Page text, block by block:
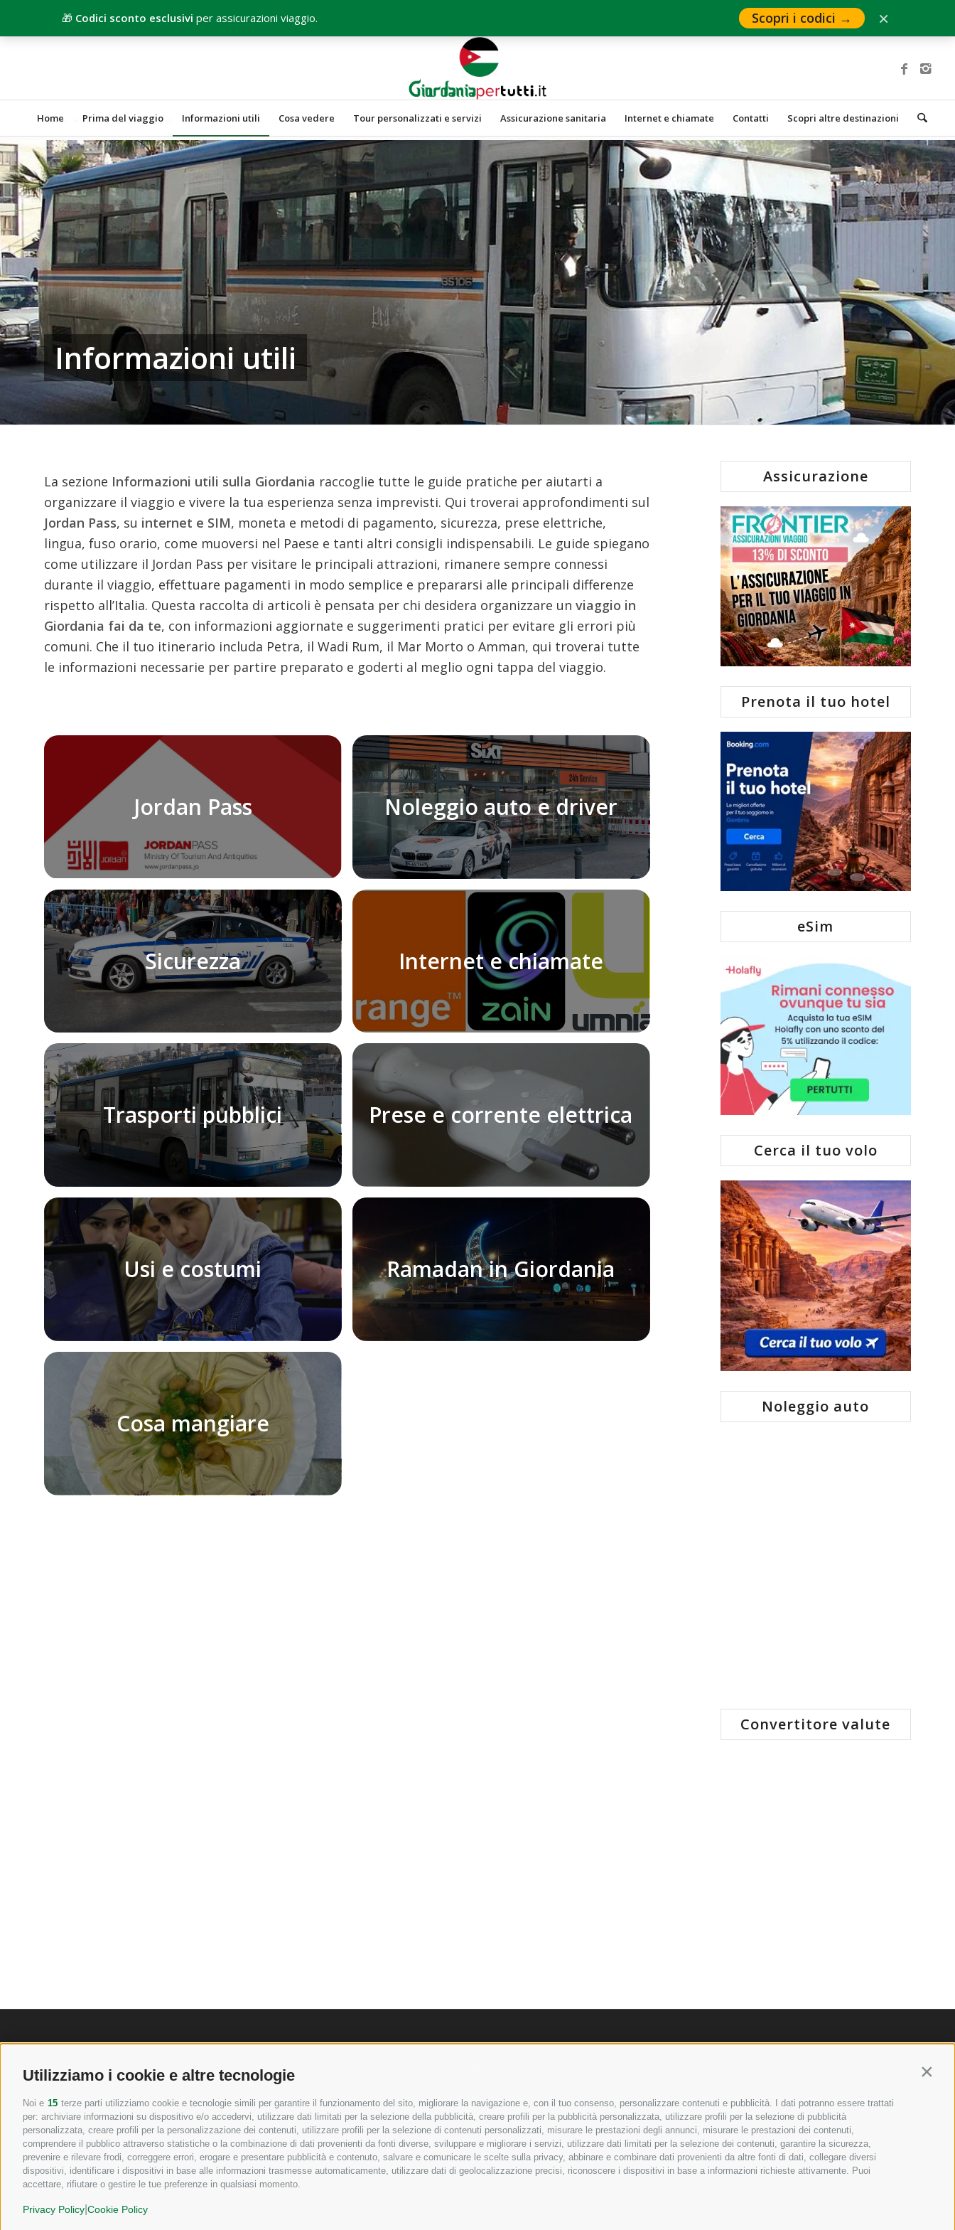
Utilizziamo i cookie e altre tecnologie
Noi e 15 terze parti utilizziamo cookie e tecnologie simili per garantire il funzionamento del sito, migliorare la navigazione e, con il tuo consenso, personalizzare contenuti e pubblicità. I dati potranno essere trattati
per: archiviare informazioni su dispositivo e/o accedervi, utilizzare dati limitati per la selezione della pubblicità, creare profili per la pubblicità personalizzata, utilizzare profili per la selezione di pubblicità
personalizzata, creare profili per la personalizzazione dei contenuti, utilizzare profili per la selezione di contenuti personalizzati, misurare le prestazioni degli annunci, misurare le prestazioni dei contenuti,
comprendere il pubblico attraverso statistiche o la combinazione di dati provenienti da fonti diverse, sviluppare e migliorare i servizi, utilizzare dati limitati per la selezione dei contenuti, garantire la sicurezza,
prevenire e rilevare frodi, correggere errori, erogare e presentare pubblicità e contenuto, salvare e comunicare le scelte sulla privacy, abbinare e combinare dati provenienti da altre fonti di dati, collegare diversi
dispositivi, identificare i dispositivi in base alle informazioni trasmesse automaticamente, utilizzare dati di geolocalizzazione precisi, riconoscere i dispositivi in base a informazioni richieste attivamente. Puoi
accettare, rifiutare o gestire le tue preferenze in qualsiasi momento.
Privacy Policy Cookie Policy
🎁 Codici sconto esclusivi per assicurazioni viaggio. Scopri i codici → ×
Home Prima del viaggio Informazioni utili Cosa vedere Tour personalizzati e servizi Assicurazione sanitaria Internet e chiamate Contatti Scopri altre destinazioni
Sei in: Home / Informazioni utili
Informazioni utili
La sezione Informazioni utili sulla Giordania raccoglie tutte le guide pratiche per aiutarti a
organizzare il viaggio e vivere la tua esperienza senza imprevisti. Qui troverai approfondimenti sul
Jordan Pass, su internet e SIM, moneta e metodi di pagamento, sicurezza, prese elettriche,
lingua, fuso orario, come muoversi nel Paese e tanti altri consigli indispensabili. Le guide spiegano
come utilizzare il Jordan Pass per visitare le principali attrazioni, rimanere sempre connessi
durante il viaggio, effettuare pagamenti in modo semplice e prepararsi alle principali differenze
rispetto all’Italia. Questa raccolta di articoli è pensata per chi desidera organizzare un viaggio in
Giordania fai da te, con informazioni aggiornate e suggerimenti pratici per evitare gli errori più
comuni. Che il tuo itinerario includa Petra, il Wadi Rum, il Mar Morto o Amman, qui troverai tutte
le informazioni necessarie per partire preparato e goderti al meglio ogni tappa del viaggio.
Jordan Pass Noleggio auto e driver
Sicurezza Internet e chiamate
Trasporti pubblici Prese e corrente elettrica
Usi e costumi Ramadan in Giordania
Cosa mangiare
Assicurazione
Prenota il tuo hotel
eSim
Cerca il tuo volo
Noleggio auto
Convertitore valute
Contatti
Cookie policy
Privacy policy